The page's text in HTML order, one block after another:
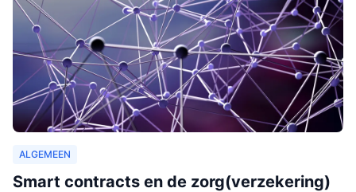
ALGEMEEN
Smart contracts en de zorg(verzekering)